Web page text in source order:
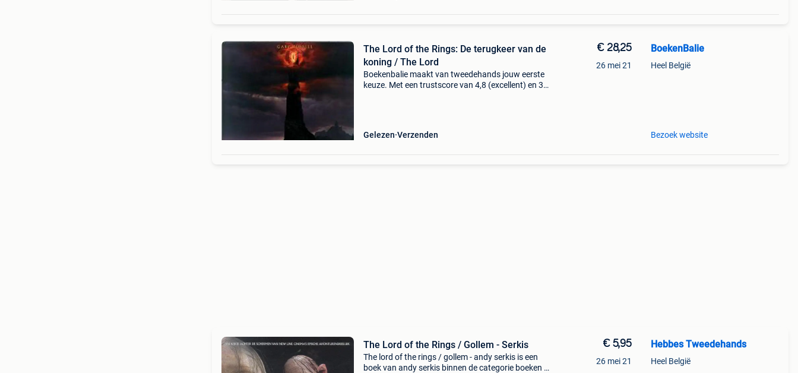
The Lord of the Rings: De terugkeer van de
koning / The Lord
Boekenbalie maakt van tweedehands jouw eerste
keuze. Met een trustscore van 4,8 (excellent) en 30
Gelezen Verzenden
€ 28,25
26 mei 21
BoekenBalie
Heel België
Bezoek website
The Lord of the Rings / Gollem - Serkis
The lord of the rings / gollem - andy serkis is een
boek van andy serkis binnen de categorie boeken >
€ 5,95
26 mei 21
Hebbes Tweedehands
Heel België